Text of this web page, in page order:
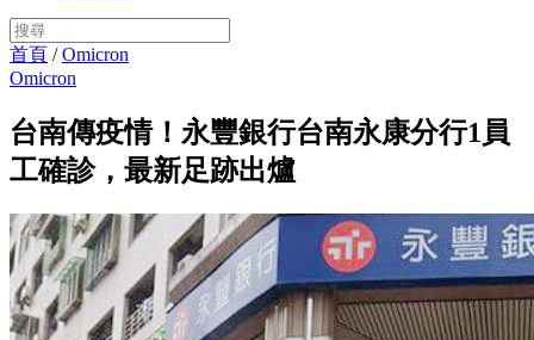
首頁 /Omicron
Omicron
台南傳疫情！永豐銀行台南永康分行1員
工確診，最新足跡出爐